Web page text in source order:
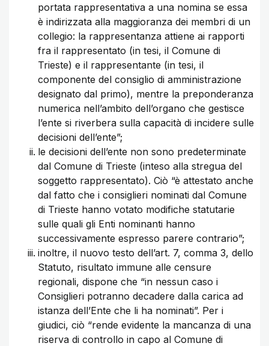
portata rappresentativa a una nomina se essa
è indirizzata alla maggioranza dei membri di un
collegio: la rappresentanza attiene ai rapporti
fra il rappresentato (in tesi, il Comune di
Trieste) e il rappresentante (in tesi, il
componente del consiglio di amministrazione
designato dal primo), mentre la preponderanza
numerica nell’ambito dell’organo che gestisce
l’ente si riverbera sulla capacità di incidere sulle
decisioni dell’ente”;
le decisioni dell’ente non sono predeterminate
dal Comune di Trieste (inteso alla stregua del
soggetto rappresentato). Ciò “è attestato anche
dal fatto che i consiglieri nominati dal Comune
di Trieste hanno votato modifiche statutarie
sulle quali gli Enti nominanti hanno
successivamente espresso parere contrario”;
inoltre, il nuovo testo dell’art. 7, comma 3, dello
Statuto, risultato immune alle censure
regionali, dispone che “in nessun caso i
Consiglieri potranno decadere dalla carica ad
istanza dell’Ente che li ha nominati”. Per i
giudici, ciò “rende evidente la mancanza di una
riserva di controllo in capo al Comune di